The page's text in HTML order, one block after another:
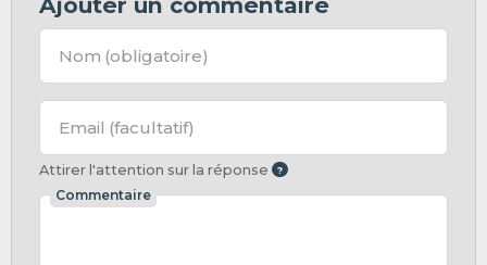
Nom (obligatoire)
Email (facultatif)
Attirer l'attention sur la réponse
Commentaire